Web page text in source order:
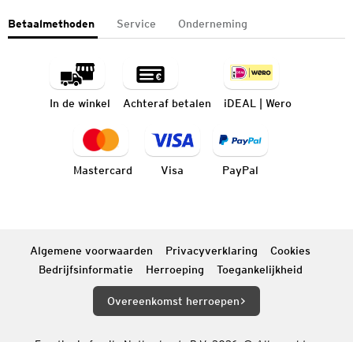
Betaalmethoden Service Onderneming
In de winkel Achteraf betalen iDEAL | Wero
Mastercard Visa PayPal
Algemene voorwaarden Privacyverklaring
Cookies
Bedrijfsinformatie
Herroeping Toegankelijkheid
Overeenkomst herroepen